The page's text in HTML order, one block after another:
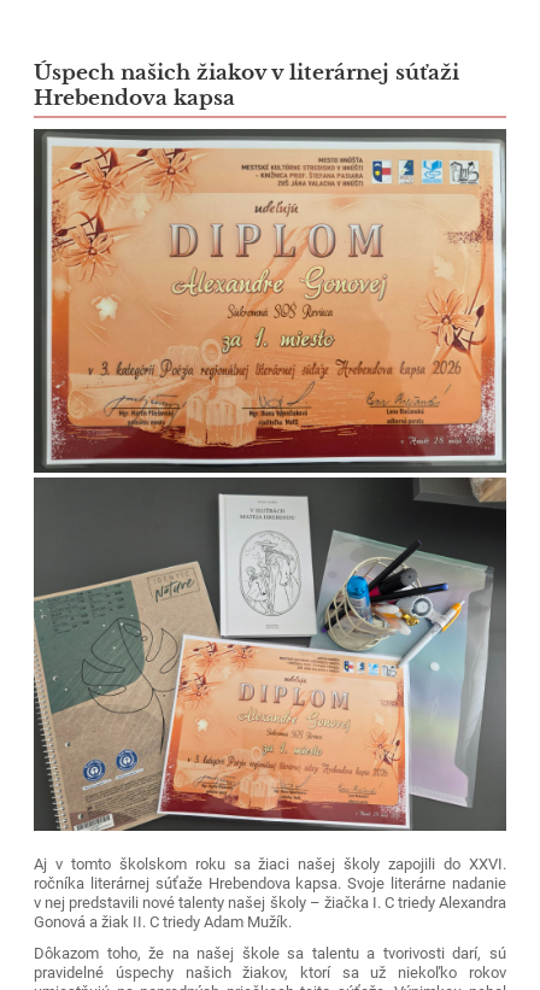
Úspech našich žiakov v literárnej súťaži
Hrebendova kapsa
Aj v tomto školskom roku sa žiaci našej školy zapojili do XXVI.
ročníka literárnej súťaže Hrebendova kapsa. Svoje literárne nadanie
v nej predstavili nové talenty našej školy – žiačka I. C triedy Alexandra
Gonová a žiak II. C triedy Adam Mužík.
Dôkazom toho, že na našej škole sa talentu a tvorivosti darí, sú
pravidelné úspechy našich žiakov, ktorí sa už niekoľko rokov